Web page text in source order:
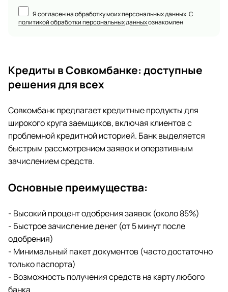
Я согласен на обработку моих персональных данных. С
политикой обработки персональных данныхознакомлен
Кредиты в Совкомбанке: доступные
решения для всех
Совкомбанк предлагает кредитные продукты для
широкого круга заемщиков, включая клиентов с
проблемной кредитной историей. Банк выделяется
быстрым рассмотрением заявок и оперативным
зачислением средств.
Основные преимущества:
- Высокий процент одобрения заявок (около 85%)
- Быстрое зачисление денег (от 5 минут после
одобрения)
- Минимальный пакет документов (часто достаточно
только паспорта)
- Возможность получения средств на карту любого
банка